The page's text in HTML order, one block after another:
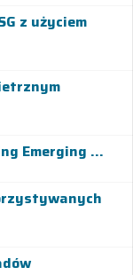
z użyciem
Emerging ...